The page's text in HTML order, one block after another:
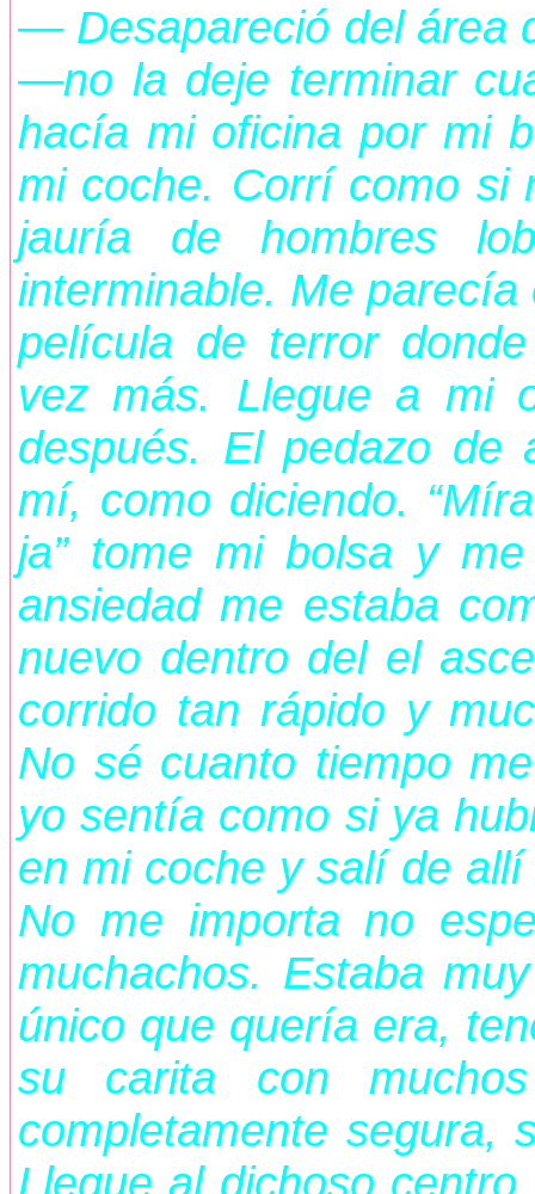
— Desapareció del área
—no la deje terminar
hacía mi oficina por mi
mi coche. Corrí como si
jauría de hombres
interminable. Me
película de terror
vez más. Llegue a mi
después. El pedazo de
mí, como diciendo.
ja” tome mi bolsa y
ansiedad me estaba
nuevo dentro del el
corrido tan rápido y
No sé cuanto tiempo
yo sentía como si ya
en mi coche y salí de
No me importa no
muchachos. Estaba
único que quería era,
su carita con
completamente segura,
Llegue al dichoso